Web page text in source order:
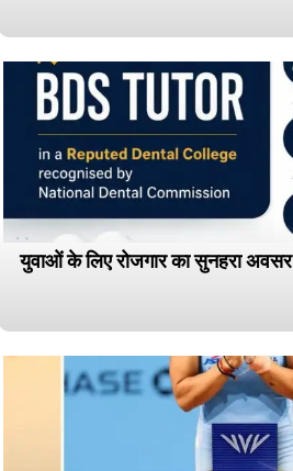
युवाओं के लिए रोजगार का सुनहरा अवसर